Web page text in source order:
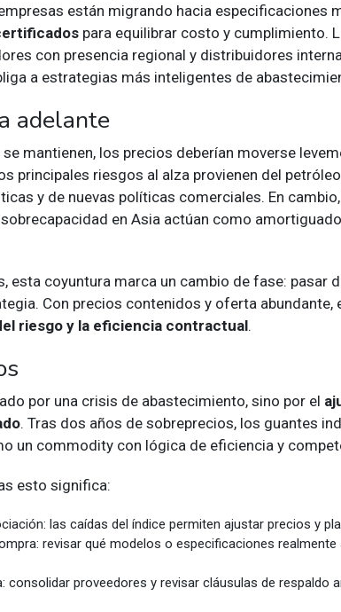
están migrando hacia especificaciones
para equilibrar costo y cumplimiento.
con presencia regional y distribuidores
a estrategias más inteligentes de
adelante
mantienen, los precios deberían moverse
principales riesgos al alza provienen del
y de nuevas políticas comerciales. En
en Asia actúan como
esta coyuntura marca un cambio de fase: pasar
Con precios contenidos y oferta abundante,
riesgo y la eficiencia contractual.
por una crisis de abastecimiento, sino por el
. Tras dos años de sobreprecios, los guantes
un commodity con lógica de eficiencia y
esto significa:
: las caídas del índice permiten ajustar precios y
: revisar qué modelos o especificaciones realmente
: consolidar proveedores y revisar cláusulas de respaldo